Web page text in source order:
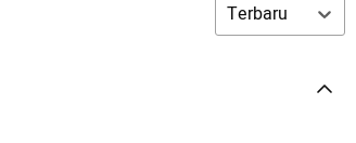
Terbaru